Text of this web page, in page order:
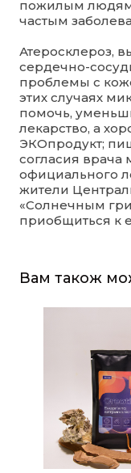
пожилым
частым
Атеросклероз,
сердечно-
проблемы с
этих случаях
помочь,
лекарство, а
ЭКОпродукт;
согласия врача
официального
жители
«Солнечным
приобщиться к
Вам також